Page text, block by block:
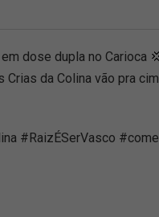
dose dupla no
da Colina vão pra
#RaizÉSerVasco